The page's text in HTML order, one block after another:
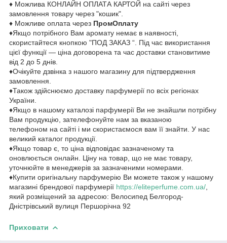
♦ Можлива КОНЛАЙН ОПЛАТА КАРТОЙ на сайті через
замовлення товару через "кошик".
♦ Можливе оплата через ПромОплату
♦Якщо потрібного Вам аромату немає в наявності,
скористайтеся кнопкою "ПОД ЗАКАЗ “. Під час використання
цієї функції — ціна договорена та час доставки становитиме
від 2 до 5 днів.
♦Очікуйте дзвінка з нашого магазину для підтвердження
замовлення.
♦Також здійснюємо доставку парфумерії по всіх регіонах
України.
♦Якщо в нашому каталозі парфумерії Ви не знайшли потрібну
Вам продукцію, зателефонуйте нам за вказаною
телефоном на сайті і ми скористаємося вам її знайти. У нас
великий каталог продукції.
♦Якщо товар є, то ціна відповідає зазначеному та
оновлюється онлайн. Ціну на товар, що не має товару,
уточнюйте в менеджерів за зазначеними номерами.
♦Купити оригінальну парфумерію Ви можете також у нашому
магазині брендової парфумерії https://eliteperfume.com.ua/
який розміщений за адресою: Велосипед Белгород-
Дністрівський вулиця Першорічна 92
Приховати